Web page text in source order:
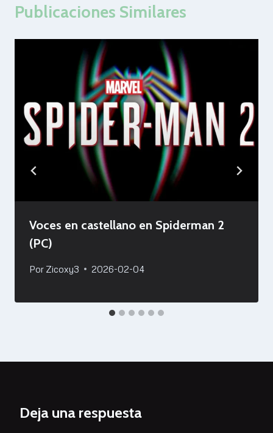
Publicaciones Similares
Voces en castellano en Spiderman 2
(PC)
Por Zicoxy3 2026-02-04
Deja una respuesta